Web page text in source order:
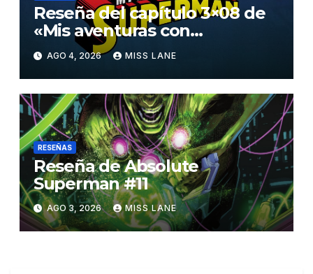
Reseña del capítulo 3×08 de
«Mis aventuras con
Superman»
AGO 4, 2026 MISS LANE
RESEÑAS
Reseña de Absolute
Superman #11
AGO 3, 2026 MISS LANE